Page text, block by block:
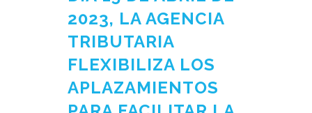
2023, LA AGENCIA
TRIBUTARIA
FLEXIBILIZA LOS
APLAZAMIENTOS